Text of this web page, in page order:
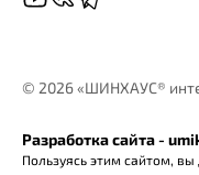
© 2026 «ШИНХАУС®
Разработка сайта -
Пользуясь этим сайтом, вы